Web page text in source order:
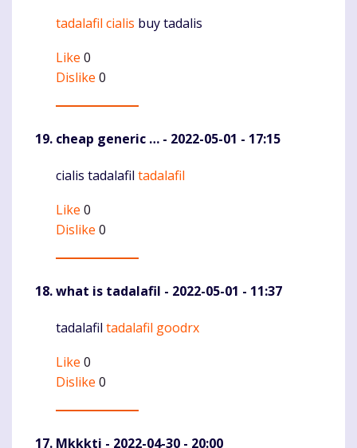
Komentaras
tadalafil cialis buy tadalis
Like 0
Dislike 0
cheap generic … - 2022-05-01 - 17:15
Komentaras
cialis tadalafil tadalafil
Like 0
Dislike 0
what is tadalafil - 2022-05-01 - 11:37
Komentaras
tadalafil tadalafil goodrx
Like 0
Dislike 0
Mkkkti - 2022-04-30 - 20:00